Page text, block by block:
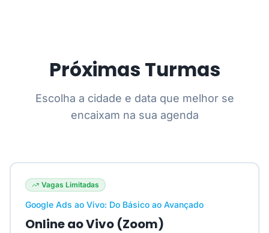
Próximas Turmas
Escolha a cidade e data que melhor se
encaixam na sua agenda
Vagas Limitadas
Google Ads ao Vivo: Do Básico ao Avançado
Online ao Vivo (Zoom)